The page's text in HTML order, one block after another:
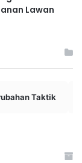
Lawan
Taktik